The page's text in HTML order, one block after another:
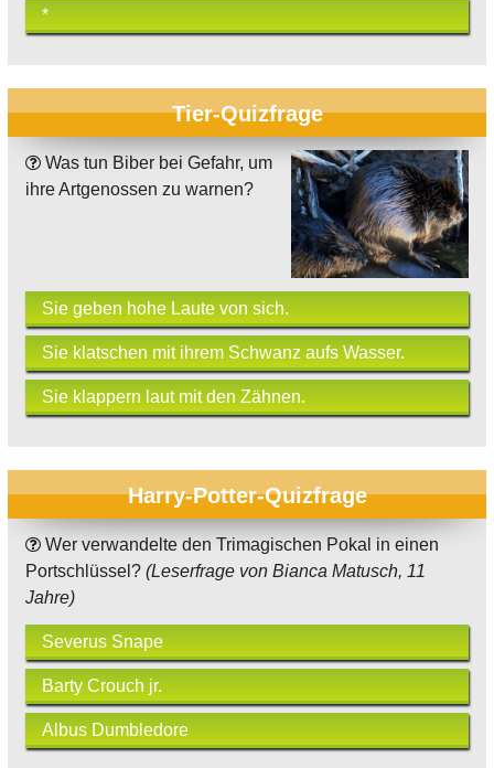
*
Tier-Quizfrage
Was tun Biber bei Gefahr, um
ihre Artgenossen zu warnen?
Sie geben hohe Laute von sich.
Sie klatschen mit ihrem Schwanz aufs Wasser.
Sie klappern laut mit den Zähnen.
Harry-Potter-Quizfrage
Wer verwandelte den Trimagischen Pokal in einen
Portschlüssel? (Leserfrage von Bianca Matusch, 11
Jahre)
Severus Snape
Barty Crouch jr.
Albus Dumbledore